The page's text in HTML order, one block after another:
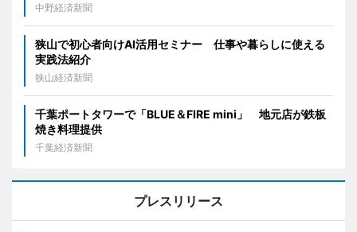
中野経済新聞
狭山で初心者向けAI活用セミナー 仕事や暮らしに使える
実践法紹介
狭山経済新聞
千葉ポートタワーで「BLUE＆FIRE mini」 地元店が鉄板
焼き料理提供
千葉経済新聞
プレスリリース